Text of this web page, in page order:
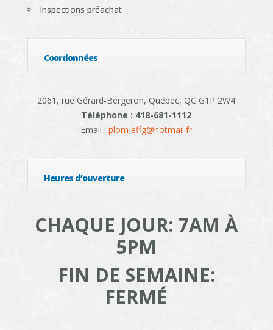
Inspections préachat
Coordonnées
2061, rue Gérard-Bergeron, Québec, QC G1P 2W4
Téléphone : 418-681-1112
Email :plomjeffg@hotmail.fr
Heures d’ouverture
CHAQUE JOUR: 7AM À
5PM
FIN DE SEMAINE:
FERMÉ